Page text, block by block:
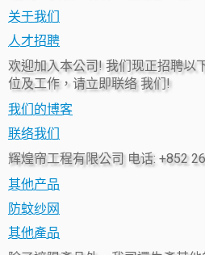
关于我们
人才招聘
欢迎加入本公司! 我们现正招聘以
位及工作，请立即联络 我们!
我们的博客
联络我们
辉煌帘工程有限公司 电话: +852
其他产品
防蚊纱网
其他產品